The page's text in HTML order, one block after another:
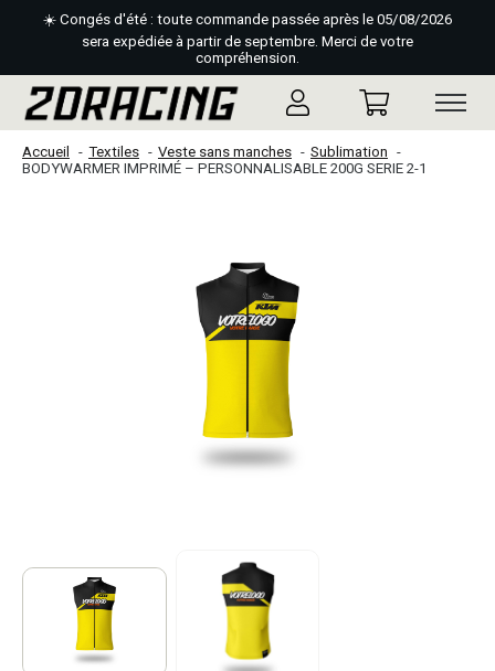
☀️ Congés d'été : toute commande passée après le 05/08/2026
sera expédiée à partir de septembre. Merci de votre
compréhension.
Accueil Textiles Veste sans manches
Sublimation
BODYWARMER IMPRIMÉ – PERSONNALISABLE 200G SERIE 2-1